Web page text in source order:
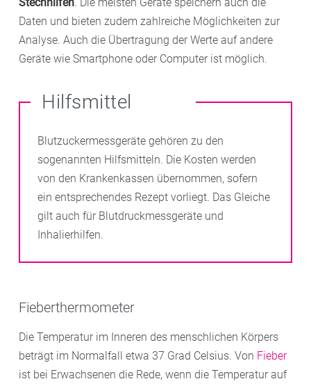
Daten und bieten zudem zahlreiche Möglichkeiten zur
Analyse. Auch die Übertragung der Werte auf andere
Geräte wie Smartphone oder Computer ist möglich.
Hilfsmittel
Blutzuckermessgeräte gehören zu den
sogenannten Hilfsmitteln. Die Kosten werden
von den Krankenkassen übernommen, sofern
ein entsprechendes Rezept vorliegt. Das Gleiche
gilt auch für Blutdruckmessgeräte und
Inhalierhilfen.
Fieberthermometer
Die Temperatur im Inneren des menschlichen Körpers
beträgt im Normalfall etwa 37 Grad Celsius. Von Fieber
ist bei Erwachsenen die Rede, wenn die Temperatur auf